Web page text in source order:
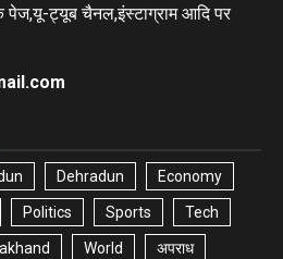
ट्यूब चैनल,इंस्टाग्राम आदि पर
Dehradun Economy
Politics Sports Tech
World अपराध